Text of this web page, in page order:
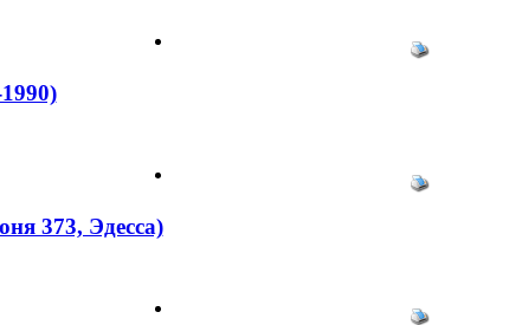
373, Эдесса)